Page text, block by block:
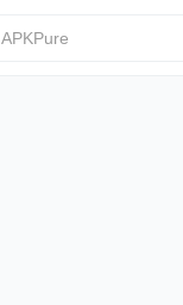
APKPure